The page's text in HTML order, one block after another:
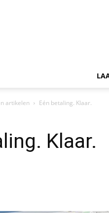
artikelen Eén betaling. Klaar.
Klaar.